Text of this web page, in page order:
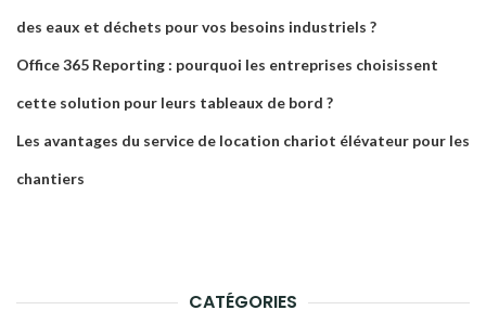
des eaux et déchets pour vos besoins industriels ?
Office 365 Reporting : pourquoi les entreprises choisissent
cette solution pour leurs tableaux de bord ?
Les avantages du service de location chariot élévateur pour les
chantiers
CATÉGORIES